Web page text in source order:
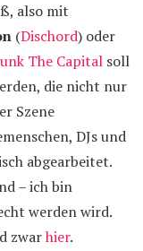
also mit
(Dischord) oder
The Capital soll
die nicht nur
Szene
DJs und
abgearbeitet.
– ich bin
werden wird.
zwarhier.